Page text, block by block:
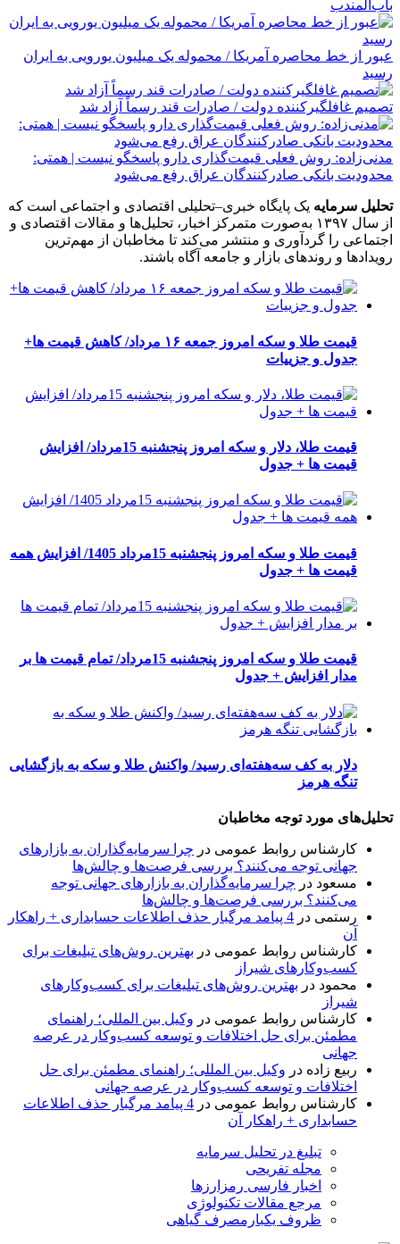
باب‌المندب
عبور از خط محاصره آمریکا / محموله یک میلیون یورویی به ایران
رسید
تصمیم غافلگیرکننده دولت / صادرات قند رسماً آزاد شد
مدنی‌زاده: روش فعلی قیمت‌گذاری دارو پاسخگو نیست | همتی:
محدودیت بانکی صادرکنندگان عراق رفع می‌شود
تحلیل سرمایه یک پایگاه خبری–تحلیلی اقتصادی و اجتماعی است که
از سال ۱۳۹۷ به‌صورت متمرکز اخبار، تحلیل‌ها و مقالات اقتصادی و
اجتماعی را گردآوری و منتشر می‌کند تا مخاطبان از مهم‌ترین
رویدادها و روندهای بازار و جامعه آگاه باشند.
قیمت طلا و سکه امروز جمعه ۱۶ مرداد/ کاهش قیمت ها+
جدول و جزییات
قیمت طلا، دلار و سکه امروز پنجشنبه 15مرداد/ افزایش
قیمت ها + جدول
قیمت طلا و سکه امروز پنجشنبه 15مرداد 1405/ افزایش همه
قیمت ها + جدول
قیمت طلا و سکه امروز پنجشنبه 15مرداد/ تمام قیمت ها بر
مدار افزایش + جدول
دلار به کف سه‌هفته‌ای رسید/ واکنش طلا و سکه به بازگشایی
تنگه هرمز
تحلیل‌های مورد توجه مخاطبان
کارشناس روابط عمومی در چرا سرمایه‌گذاران به بازارهای
جهانی توجه می‌کنند؟ بررسی فرصت‌ها و چالش‌ها
مسعود در چرا سرمایه‌گذاران به بازارهای جهانی توجه
می‌کنند؟ بررسی فرصت‌ها و چالش‌ها
رستمی در
4 پیامد مرگبار حذف اطلاعات حسابداری + راهکار
آن
کارشناس روابط عمومی در بهترین روش‌های تبلیغات برای
کسب‌وکارهای شیراز
محمود در بهترین روش‌های تبلیغات برای کسب‌وکارهای
شیراز
کارشناس روابط عمومی در وکیل بین المللی؛ راهنمای
مطمئن برای حل اختلافات و توسعه کسب‌وکار در عرصه
جهانی
ربیع زاده در وکیل بین المللی؛ راهنمای مطمئن برای حل
اختلافات و توسعه کسب‌وکار در عرصه جهانی
کارشناس روابط عمومی در
4 پیامد مرگبار حذف اطلاعات
حسابداری + راهکار آن
تبلیغ در تحلیل سرمایه
مجله تفریحی
اخبار فارسی رمزارزها
مرجع مقالات تکنولوژی
ظروف یکبارمصرف گیاهی